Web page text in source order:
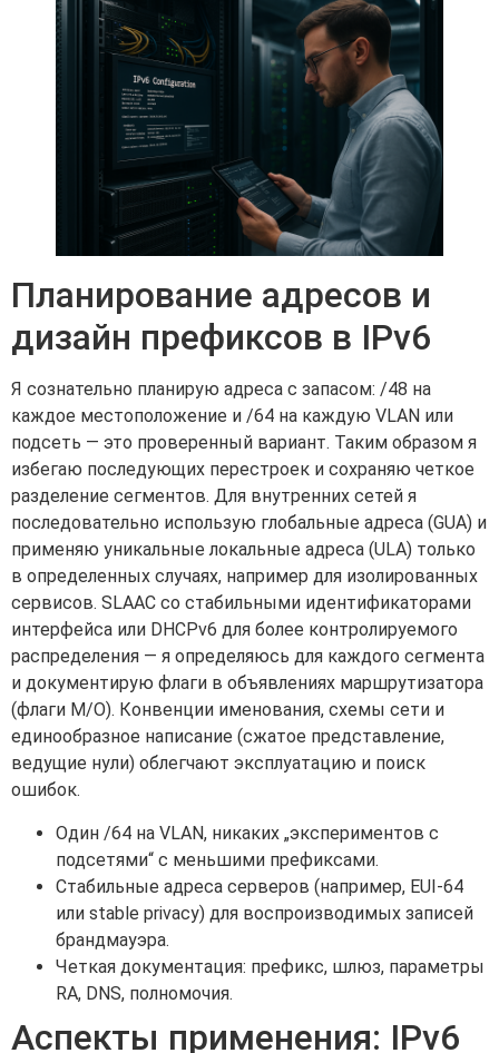
Планирование адресов и
дизайн префиксов в IPv6
Я сознательно планирую адреса с запасом: /48 на
каждое местоположение и /64 на каждую VLAN или
подсеть — это проверенный вариант. Таким образом я
избегаю последующих перестроек и сохраняю четкое
разделение сегментов. Для внутренних сетей я
последовательно использую глобальные адреса (GUA) и
применяю уникальные локальные адреса (ULA) только
в определенных случаях, например для изолированных
сервисов. SLAAC со стабильными идентификаторами
интерфейса или DHCPv6 для более контролируемого
распределения — я определяюсь для каждого сегмента
и документирую флаги в объявлениях маршрутизатора
(флаги M/O). Конвенции именования, схемы сети и
единообразное написание (сжатое представление,
ведущие нули) облегчают эксплуатацию и поиск
ошибок.
Один /64 на VLAN, никаких „экспериментов с
подсетями“ с меньшими префиксами.
Стабильные адреса серверов (например, EUI-64
или stable privacy) для воспроизводимых записей
брандмауэра.
Четкая документация: префикс, шлюз, параметры
RA, DNS, полномочия.
Аспекты применения: IPv6